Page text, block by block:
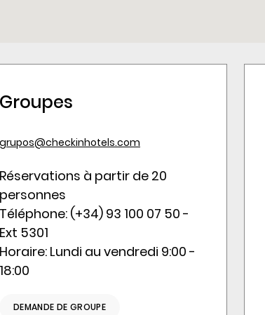
Groupes
grupos@checkinhotels.com
Réservations à partir de 20
personnes
Téléphone: (+34) 93 100 07 50 -
Ext 5301
Horaire: Lundi au vendredi 9:00 -
18:00
DEMANDE DE GROUPE